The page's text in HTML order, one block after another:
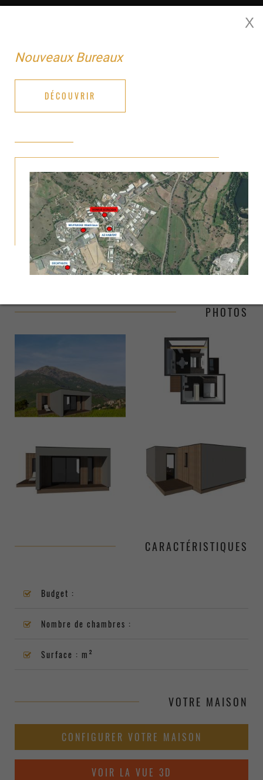
X
Nouveaux Bureaux
DÉCOUVRIR
DESIGN 32
PHOTOS
CARACTÉRISTIQUES
Budget :
Nombre de chambres :
Surface : m²
VOTRE MAISON
CONFIGURER VOTRE MAISON
VOIR LA VUE 3D